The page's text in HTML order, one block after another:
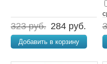
323 руб. 284 руб.
Добавить в корзину